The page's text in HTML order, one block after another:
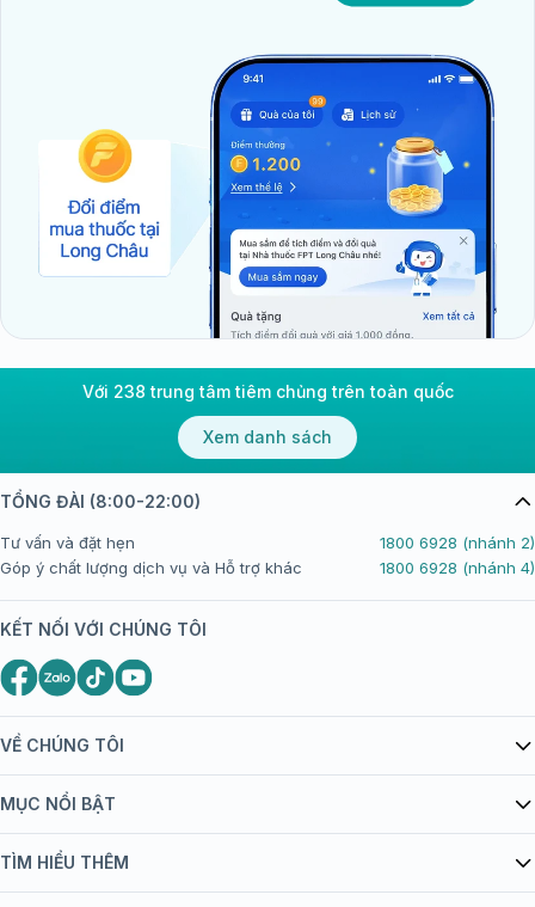
Với 238 trung tâm tiêm chủng trên toàn quốc
Xem danh sách
VỀ CHÚNG TÔI
Giới thiệu Tiêm Chủng FPT Long Châu
bán hàng
MỤC NỔI BẬT
Danh mục vắc xin
TÌM HIỂU THÊM
TỔNG ĐÀI (8:00-22:00)
Tư vấn và đặt hẹn
1800 6928 (nhánh 2)
Góp ý chất lượng dịch vụ và Hỗ trợ khác
1800 6928 (nhánh 4)
KẾT NỐI VỚI CHÚNG TÔI